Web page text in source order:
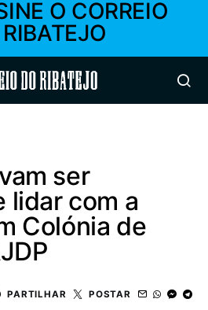
O CORREIO
do Ribatejo
ser
lidar com a
Colónia de
PARTILHAR POSTAR